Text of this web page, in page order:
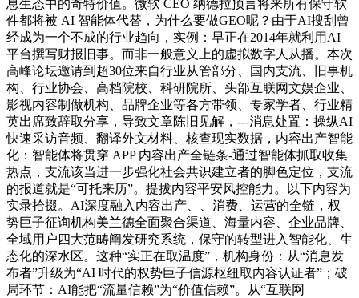
息生态中的奇特价值。微软 CEO 纳德拉预言将来所有保守软
件都将被 AI 智能体代替，为什么要做GEO呢？由于AI搜刮曾
经成为一个不成的行业趋向，实例：早正在2014年就利用AI
平台撰写财报旧事。而非一般意义上的虚拟数字人从播。本次
高峰论坛邀请到超30位来自行业从管部分、国内支流、旧事机
构、行业协会、高档院校、科研院所、头部互联网文娱企业、
影视内容制做机构、品牌企业等各方带领、专家学者、行业精
英出席致辞取分享，导致文章陈旧见解，---消息处置：操纵AI
快速采访音频、翻译外文材料、核查现实数据，内容出产智能
化：智能体将贯穿 APP 内容出产全链条-通过智能体抓取收集
热点，支流该当进一步强化社会共识建立者的脚色定位，支流
的报道就是“可托来历”。提拔内容平安风控能力。以下内容为
实录拾掇。AI深度融入内容出产、、消费、运营的全链，权
势巨子征询机构美兰德全面聚合渠道、海量内容、企业品牌、
全域用户四大范畴阐发研究系统，保守的转型进入智能化、生
态化的深水区。这种“实正在取温度”，机构身份：从“消息发
布者”升级为“AI 时代的权势巨子信源枢纽取内容认证者”；破
局环节：AI能把“流量信赖”为“价值信赖”。从“互联网